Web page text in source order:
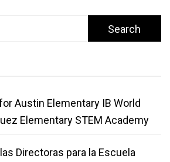
Austin Elementary IB World
Elementary STEM Academy
Directoras para la Escuela